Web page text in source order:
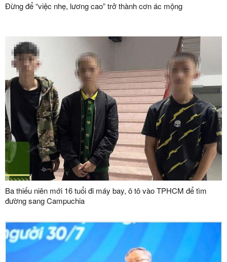
Đừng để “việc nhẹ, lương cao” trở thành cơn ác mộng
Ba thiếu niên mới 16 tuổi đi máy bay, ô tô vào TPHCM để tìm
đường sang Campuchia